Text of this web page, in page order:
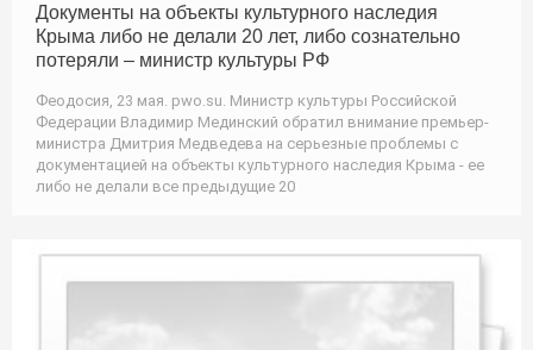
Документы на объекты культурного наследия
Крыма либо не делали 20 лет, либо сознательно
потеряли – министр культуры РФ
Феодосия, 23 мая. pwo.su. Министр культуры Российской
Федерации Владимир Мединский обратил внимание премьер-
министра Дмитрия Медведева на серьезные проблемы с
документацией на объекты культурного наследия Крыма - ее
либо не делали все предыдущие 20